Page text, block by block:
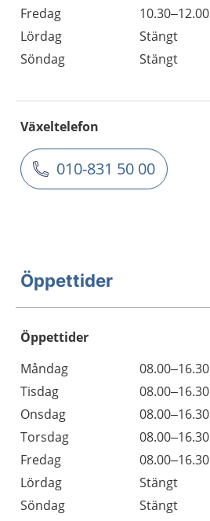
Fredag
10.30–12.00
Lördag
Stängt
Söndag
Stängt
Växeltelefon
010-831 50 00
Öppettider
Öppettider
Dag
Öppettider
Kommentarer
Måndag
08.00–16.30
Tisdag
08.00–16.30
Onsdag
08.00–16.30
Torsdag
08.00–16.30
Fredag
08.00–16.30
Lördag
Stängt
Söndag
Stängt